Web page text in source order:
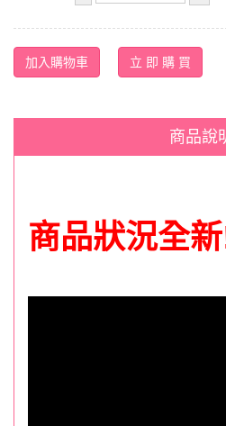
商品說
商品狀況全